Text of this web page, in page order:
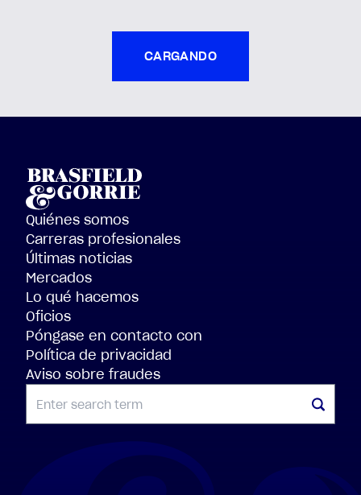
CARGANDO
Quiénes somos
Carreras profesionales
Últimas noticias
Mercados
Lo qué hacemos
Oficios
Póngase en contacto con
Política de privacidad
Aviso sobre fraudes